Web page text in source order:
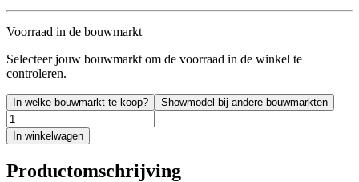
Voorraad in de bouwmarkt
Selecteer jouw bouwmarkt om de voorraad in de winkel te
controleren.
In welke bouwmarkt te koop? Showmodel bij andere bouwmarkten
In winkelwagen
Productomschrijving